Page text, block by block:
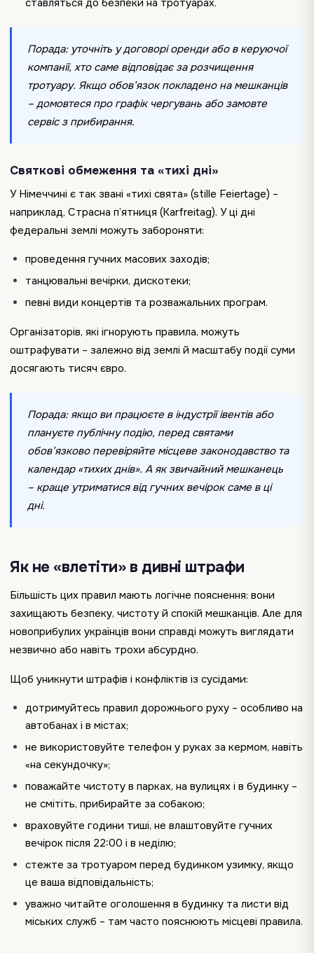
ставляться до безпеки на тротуарах.
Порада: уточніть у договорі оренди або в керуючої
компанії, хто саме відповідає за розчищення
тротуару. Якщо обов’язок покладено на мешканців
– домовтеся про графік чергувань або замовте
сервіс з прибирання.
Святкові обмеження та «тихі дні»
У Німеччині є так звані «тихі свята» (stille Feiertage) –
наприклад, Страсна п’ятниця (Karfreitag). У ці дні
федеральні землі можуть забороняти:
проведення гучних масових заходів;
танцювальні вечірки, дискотеки;
певні види концертів та розважальних програм.
Організаторів, які ігнорують правила, можуть
оштрафувати – залежно від землі й масштабу події суми
досягають тисяч євро.
Порада: якщо ви працюєте в індустрії івентів або
плануєте публічну подію, перед святами
обов’язково перевіряйте місцеве законодавство та
календар «тихих днів». А як звичайний мешканець
– краще утриматися від гучних вечірок саме в ці
дні.
Як не «влетіти» в дивні штрафи
Більшість цих правил мають логічне пояснення: вони
захищають безпеку, чистоту й спокій мешканців. Але для
новоприбулих українців вони справді можуть виглядати
незвично або навіть трохи абсурдно.
Щоб уникнути штрафів і конфліктів із сусідами:
дотримуйтесь правил дорожнього руху – особливо на
автобанах і в містах;
не використовуйте телефон у руках за кермом, навіть
«на секундочку»;
поважайте чистоту в парках, на вулицях і в будинку –
не смітіть, прибирайте за собакою;
враховуйте години тиші, не влаштовуйте гучних
вечірок після 22:00 і в неділю;
стежте за тротуаром перед будинком узимку, якщо
це ваша відповідальність;
уважно читайте оголошення в будинку та листи від
міських служб – там часто пояснюють місцеві правила.